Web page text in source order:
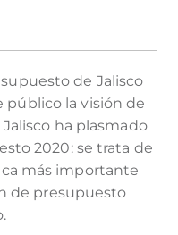
de Jalisco
público la visión de
ha plasmado
2020: se trata de
más importante
de presupuesto